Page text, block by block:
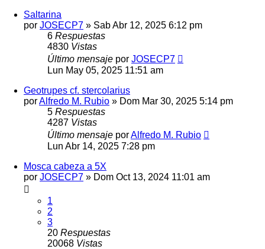
Saltarina
por JOSECP7 » Sab Abr 12, 2025 6:12 pm
6 Respuestas
4830 Vistas
Último mensaje por JOSECP7
Lun May 05, 2025 11:51 am
Geotrupes cf. stercolarius
porAlfredo M. Rubio » Dom Mar 30, 2025 5:14 pm
5 Respuestas
4287 Vistas
Último mensaje porAlfredo M. Rubio
Lun Abr 14, 2025 7:28 pm
Mosca cabeza a 5X
por JOSECP7 » Dom Oct 13, 2024 11:01 am
1
2
3
20 Respuestas
20068 Vistas